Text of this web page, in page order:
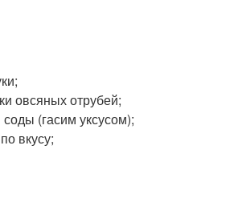
овсяных отрубей;
(гасим уксусом);
вкусу;